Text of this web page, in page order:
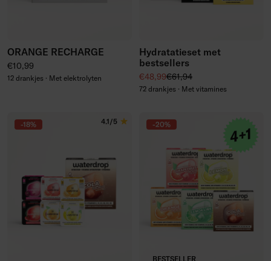
ORANGE RECHARGE
Normale prijs
€10,99
12 drankjes · Met elektrolyten
Hydratatieset met
bestsellers
Kortingsprijs
€48,99Normale prijs
€61,94
72 drankjes · Met vitamines
-18% 4.1/5 -20%
BESTSELLER